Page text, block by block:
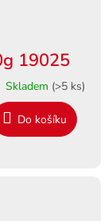
19025
Skladem (>5 ks)
Do košíku